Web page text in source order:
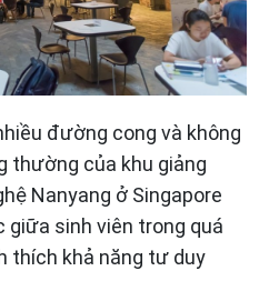
đường cong và không
thường của khu giảng
Nanyang ở Singapore
sinh viên trong quá
thích khả năng tư duy